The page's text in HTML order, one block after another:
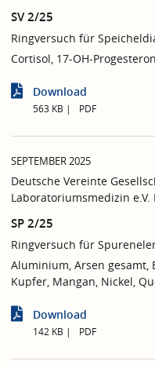
SV 2/25
Ringversuch für
Cortisol, 17-OH-Progesteron
Download
563 KB PDF
SEPTEMBER 2025
Deutsche Vereinte
Laboratoriumsmedizin e.V.
SP 2/25
Ringversuch für
Aluminium, Arsen gesamt,
Kupfer, Mangan, Nickel,
Download
142 KB PDF